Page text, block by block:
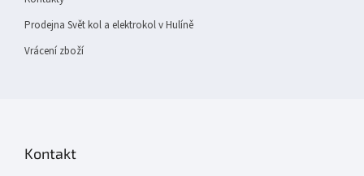
Prodejna Svět kol a elektrokol v Hulíně
Vrácení zboží
Kontakt